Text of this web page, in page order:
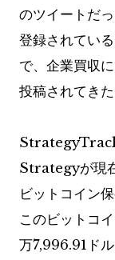
のツイートだ
登録されてい
で、企業買収
投稿されてきた
Strategyが現
ビットコイン
このビットコ
万7,996.91ド